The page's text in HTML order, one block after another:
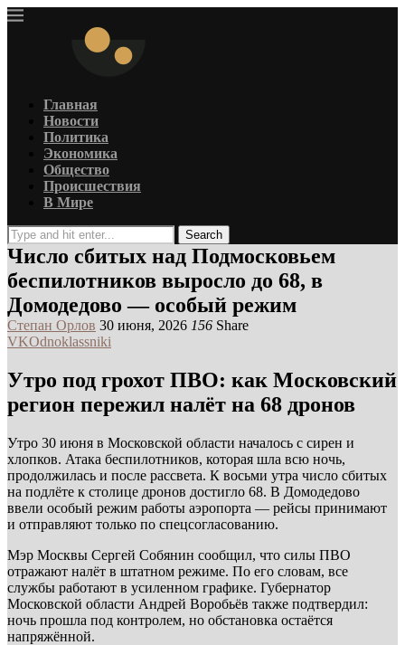
Главная
Новости
Политика
Экономика
Общество
Происшествия
В Мире
Search
Число сбитых над Подмосковьем
беспилотников выросло до 68, в
Домодедово — особый режим
Степан Орлов 30 июня, 2026 156 Share
VKOdnoklassniki
Утро под грохот ПВО: как Московский
регион пережил налёт на 68 дронов
Утро 30 июня в Московской области началось с сирен и
хлопков. Атака беспилотников, которая шла всю ночь,
продолжилась и после рассвета. К восьми утра число сбитых
на подлёте к столице дронов достигло 68. В Домодедово
ввели особый режим работы аэропорта — рейсы принимают
и отправляют только по спецсогласованию.
Мэр Москвы Сергей Собянин сообщил, что силы ПВО
отражают налёт в штатном режиме. По его словам, все
службы работают в усиленном графике. Губернатор
Московской области Андрей Воробьёв также подтвердил:
ночь прошла под контролем, но обстановка остаётся
напряжённой.